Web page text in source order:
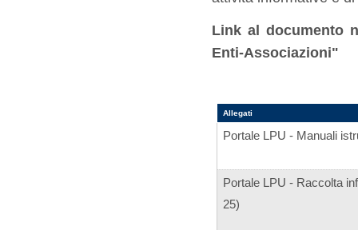
Link al documento
Enti-Associazioni"
Allegati
Portale LPU - Manuali
Portale LPU - Raccolta
25)